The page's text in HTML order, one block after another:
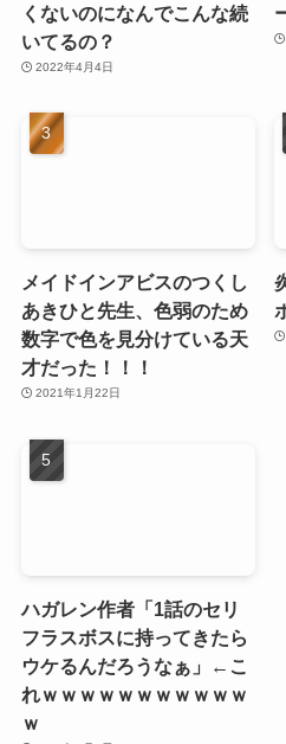
くないのになんでこんな続
いてるの？
2022年4月4日
メイドインアビスのつくし
あきひと先生、色弱のため
数字で色を見分けている天
才だった！！！
2021年1月22日
ハガレン作者「1話のセリ
フラスボスに持ってきたら
ウケるんだろうなぁ」←こ
れｗｗｗｗｗｗｗｗｗｗｗ
ｗ